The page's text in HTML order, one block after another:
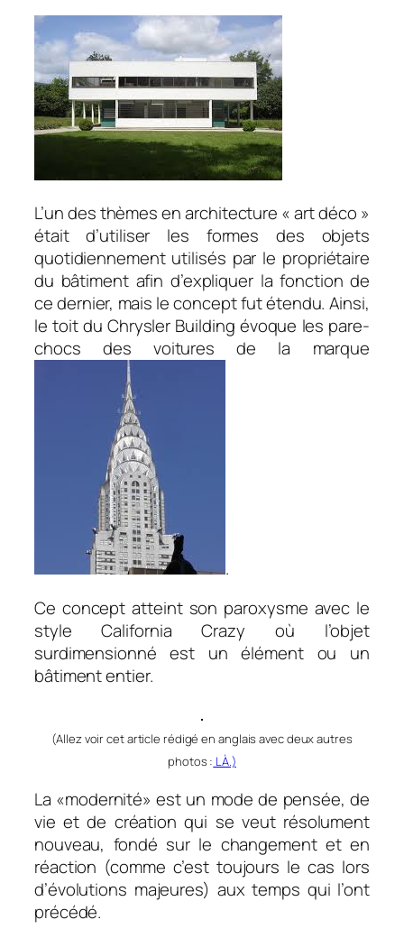
L’un des thèmes en architecture « art déco »
était d’utiliser les formes des objets
quotidiennement utilisés par le propriétaire
du bâtiment afin d’expliquer la fonction de
ce dernier, mais le concept fut étendu. Ainsi,
le toit du Chrysler Building évoque les pare-
chocs des voitures de la marque
.
Ce concept atteint son paroxysme avec le
style California Crazy où l’objet
surdimensionné est un élément ou un
bâtiment entier.
(Allez voir cet article rédigé en anglais avec deux autres
photos : LÀ.)
La «modernité» est un mode de pensée, de
vie et de création qui se veut résolument
nouveau, fondé sur le changement et en
réaction (comme c’est toujours le cas lors
d’évolutions majeures) aux temps qui l’ont
précédé.